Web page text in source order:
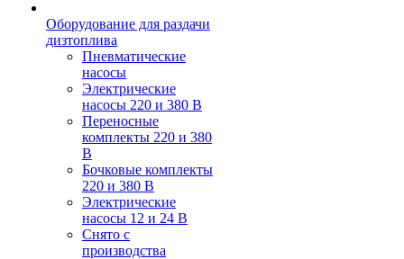
Оборудование для раздачи
дизтоплива
Пневматические
насосы
Электрические
насосы 220 и 380 В
Переносные
комплекты 220 и 380
В
Бочковые комплекты
220 и 380 В
Электрические
насосы 12 и 24 В
Снято с
производства